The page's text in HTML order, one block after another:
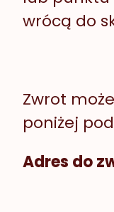
wrócą do
Zwrot
poniżej
Adres do